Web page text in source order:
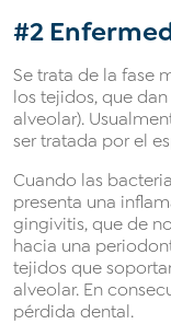
#2
Se trata de la fase
los tejidos, que
alveolar).
ser tratada por el
Cuando las
presenta una
gingivitis, que de
hacia una
tejidos que
alveolar. En
pérdida dental.